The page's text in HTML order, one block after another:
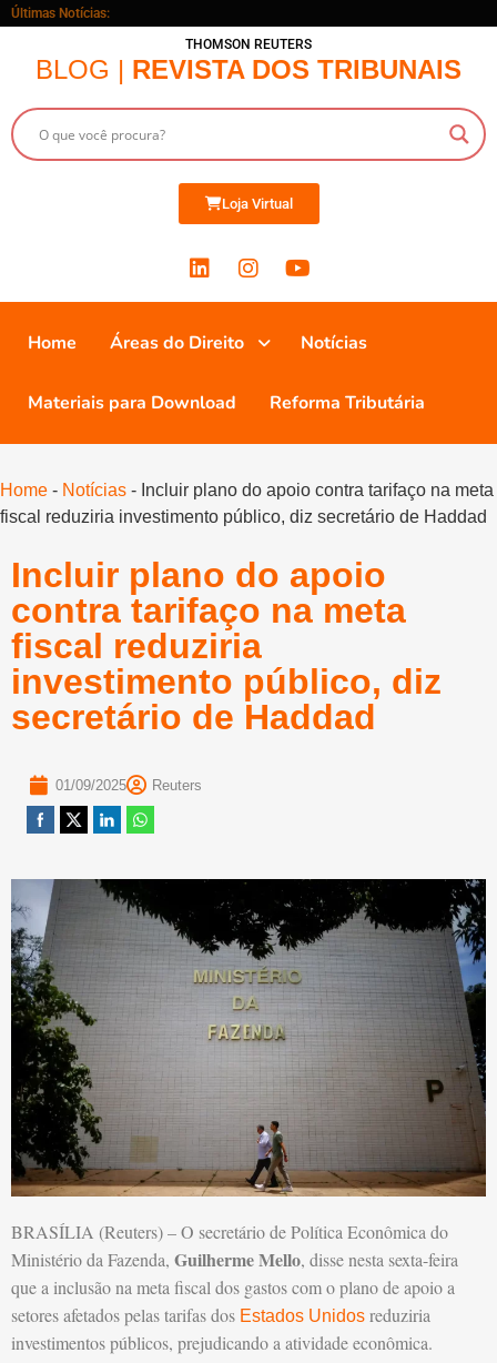
Últimas Notícias:
THOMSON REUTERS
BLOG | REVISTA DOS TRIBUNAIS
Loja Virtual
Home Áreas do Direito Notícias
Materiais para Download Reforma Tributária
Home - Notícias - Incluir plano do apoio contra tarifaço na meta
fiscal reduziria investimento público, diz secretário de Haddad
Incluir plano do apoio
contra tarifaço na meta
fiscal reduziria
investimento público, diz
secretário de Haddad
01/09/2025 Reuters
BRASÍLIA (Reuters) – O secretário de Política Econômica do
Ministério da Fazenda, Guilherme Mello, disse nesta sexta-feira
que a inclusão na meta fiscal dos gastos com o plano de apoio a
setores afetados pelas tarifas dos Estados Unidos reduziria
investimentos públicos, prejudicando a atividade econômica.